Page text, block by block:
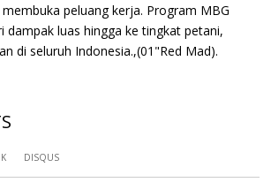
peluang kerja. Program MBG
dampak luas hingga ke tingkat petani,
di seluruh Indonesia.,(01"Red Mad).
DISQUS